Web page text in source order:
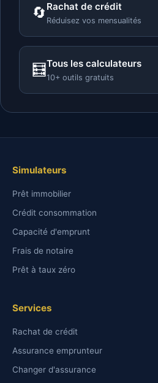
🔄 Rachat de crédit
Réduisez vos mensualités
🧮Tous les calculateurs
10+ outils gratuits
Simulateurs
Prêt immobilier
Crédit consommation
Capacité d'emprunt
Frais de notaire
Prêt à taux zéro
Services
Rachat de crédit
Assurance emprunteur
Changer d'assurance